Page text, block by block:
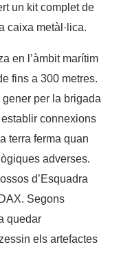
un kit complet de
caixa metàl·lica.
en l’àmbit marítim
fins a 300 metres.
gener per la brigada
connexions
terra ferma quan
adverses.
d’Esquadra
Segons
quedar
els artefactes